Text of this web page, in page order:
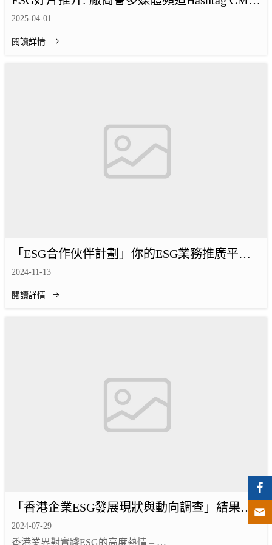
推出新一集《*新質新視野*》！
2025-04-01
閱讀詳情
「ESG合作伙伴計劃」你的ESG業務推廣平台
現已接受申請
2024-11-13
閱讀詳情
「香港企業ESG發展現狀與動向調查」結果發
表
2024-07-29
香港業界對實踐ESG的高度熱情 –